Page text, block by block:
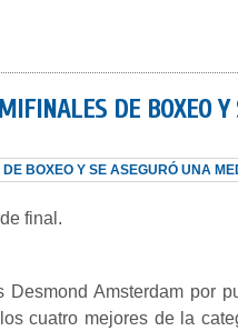
DE BOXEO
final.
Amsterdam
cuatro mejores de la